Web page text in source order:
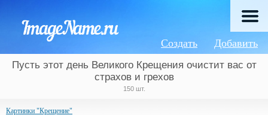
Добавить
Создать
Пусть этот день Великого Крещения очистит вас от
страхов и грехов
150 шт.
Картинки "Крещение"